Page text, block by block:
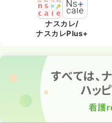
ナスカレ/
ナスカレPlus+